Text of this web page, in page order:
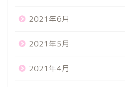
2021年6月
2021年5月
2021年4月